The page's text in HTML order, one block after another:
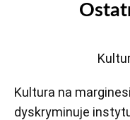
Kultura na
dyskryminuje